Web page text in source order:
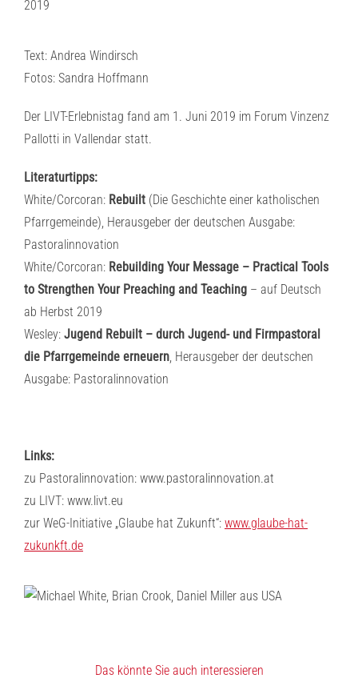
Text: Andrea Windirsch
Fotos: Sandra Hoffmann
Der LIVT-Erlebnistag fand am 1. Juni 2019 im Forum Vinzenz
Pallotti in Vallendar statt.
Literaturtipps:
White/Corcoran: Rebuilt (Die Geschichte einer katholischen
Pfarrgemeinde), Herausgeber der deutschen Ausgabe:
Pastoralinnovation
White/Corcoran: Rebuilding Your Message – Practical Tools
to Strengthen Your Preaching and Teaching – auf Deutsch
ab Herbst 2019
Wesley: Jugend Rebuilt – durch Jugend- und Firmpastoral
die Pfarrgemeinde erneuern, Herausgeber der deutschen
Ausgabe: Pastoralinnovation
Links:
zu Pastoralinnovation: www.pastoralinnovation.at
zu LIVT: www.livt.eu
zur WeG-Initiative „Glaube hat Zukunft“: www.glaube-hat-
zukunkft.de
Das könnte Sie auch interessieren